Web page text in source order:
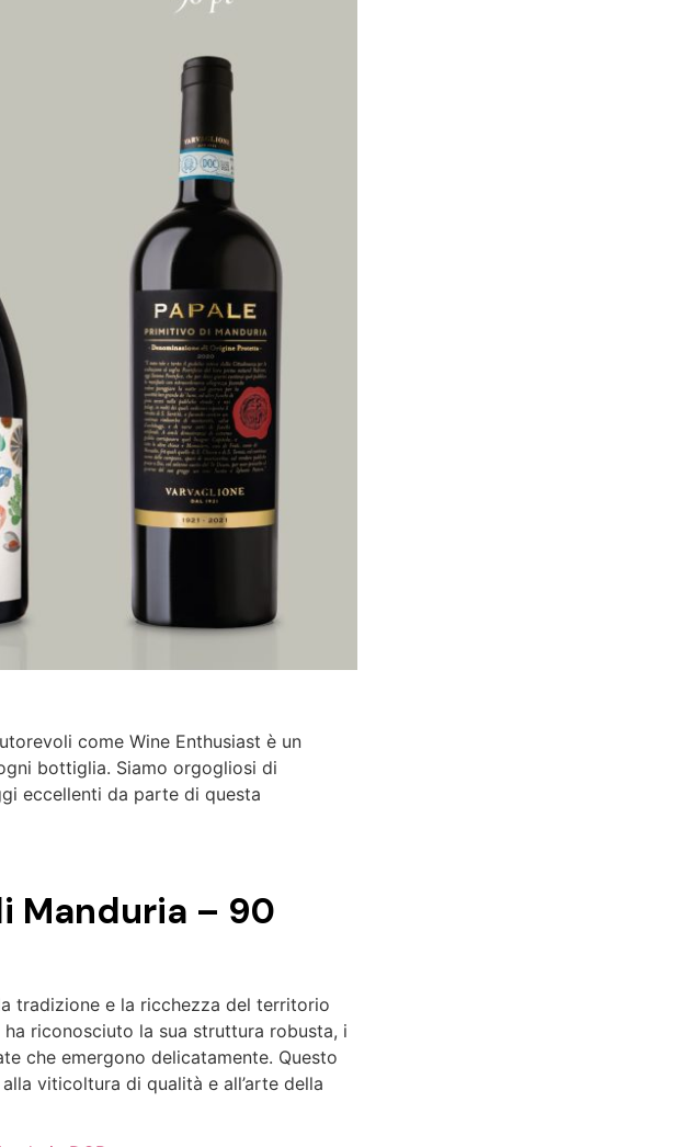
come Wine Enthusiast è un
bottiglia. Siamo orgogliosi di
eccellenti da parte di questa
Manduria – 90
tradizione e la ricchezza del territorio
riconosciuto la sua struttura robusta, i
che emergono delicatamente. Questo
viticoltura di qualità e all’arte della